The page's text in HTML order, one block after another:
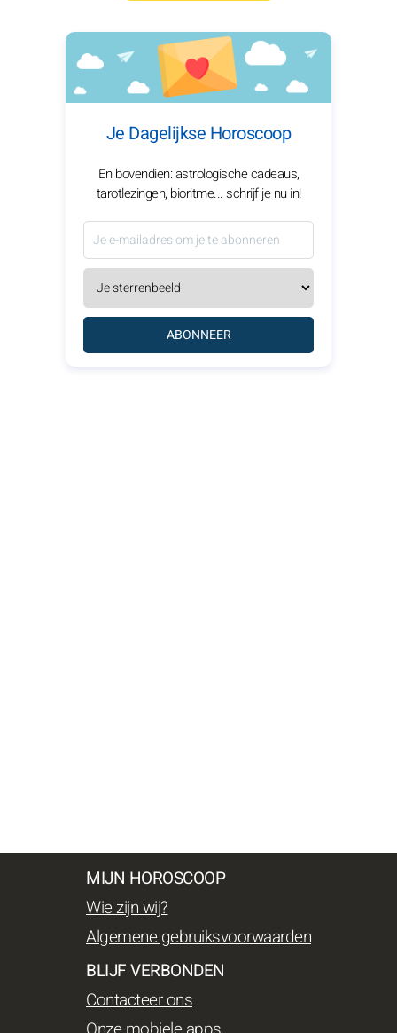
Je Dagelijkse Horoscoop
En bovendien: astrologische cadeaus,
tarotlezingen, bioritme... schrijf je nu in!
ABONNEER
MIJN HOROSCOOP
Wie zijn wij?
Algemene gebruiksvoorwaarden
BLIJF VERBONDEN
Contacteer ons